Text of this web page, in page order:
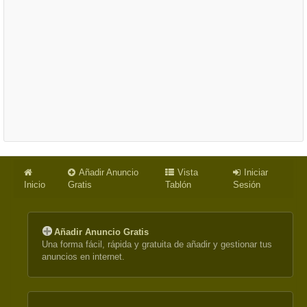
Inicio
Añadir Anuncio
Gratis
Vista
Tablón
Iniciar
Sesión
Añadir Anuncio Gratis
Una forma fácil, rápida y gratuita de añadir y gestionar tus
anuncios en internet.